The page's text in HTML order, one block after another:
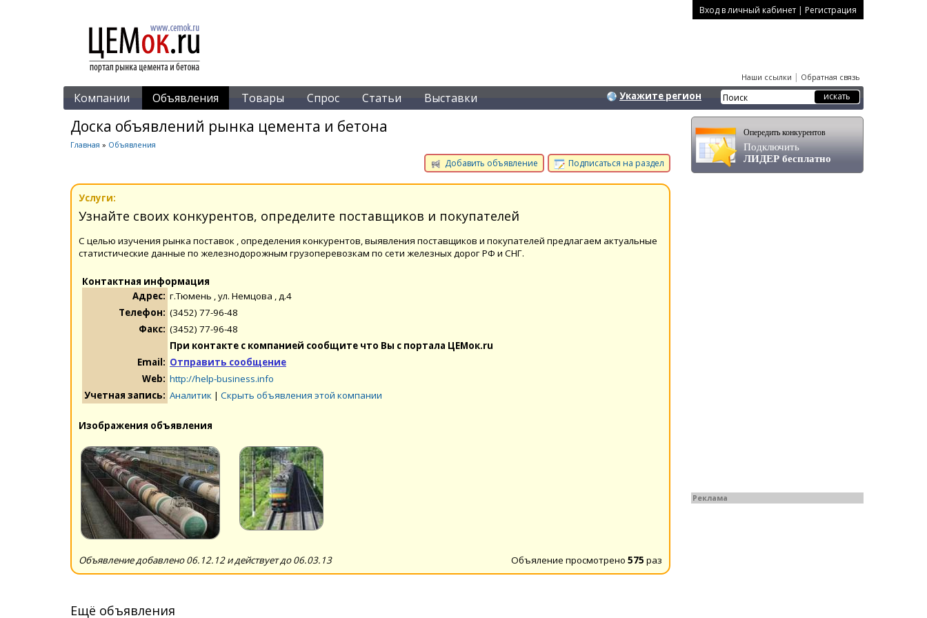
Вход в личный кабинет | Регистрация
Наши ссылки | Обратная связь
Компании Объявления Товары Спрос Статьи Выставки Укажите регион
Доска объявлений рынка цемента и бетона
Главная » Объявления
Добавить объявление Подписаться на раздел
Услуги:
Узнайте своих конкурентов, определите поставщиков и покупателей
С целью изучения рынка поставок , определения конкурентов, выявления поставщиков и покупателей предлагаем актуальные
статистические данные по железнодорожным грузоперевозкам по сети железных дорог РФ и СНГ.
Контактная информация
Адрес: г.Тюмень , ул. Немцова , д.4
Телефон: (3452) 77-96-48
Факс: (3452) 77-96-48
При контакте с компанией сообщите что Вы с портала ЦЕМок.ru
Email: Отправить сообщение
Web: http://help-business.info
Учетная запись: Аналитик | Скрыть объявления этой компании
Изображения объявления
Объяление просмотрено 575 раз
Объявление добавлено 06.12.12 и действует до 06.03.13
Ещё объявления
Опередить конкурентов
Подключить
ЛИДЕР бесплатно
Реклама